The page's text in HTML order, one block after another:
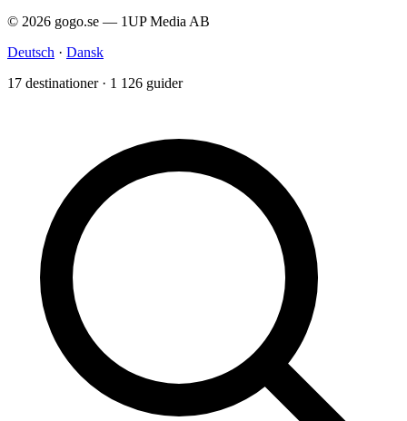
© 2026 gogo.se — 1UP Media AB
Deutsch · Dansk
17 destinationer · 1 126 guider